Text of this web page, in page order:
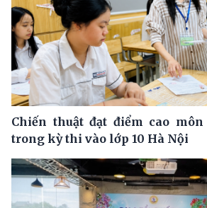
Chiến thuật đạt điểm cao môn
trong kỳ thi vào lớp 10 Hà Nội